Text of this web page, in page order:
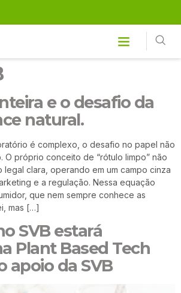
e o desafio da
natural.
é complexo, o desafio no papel não
O próprio conceito de “rótulo limpo” não
legal clara, operando em um campo cinza
e a regulação. Nessa equação
que nem sempre conhece as
mas […]
SVB estará
Plant Based Tech
apoio da SVB